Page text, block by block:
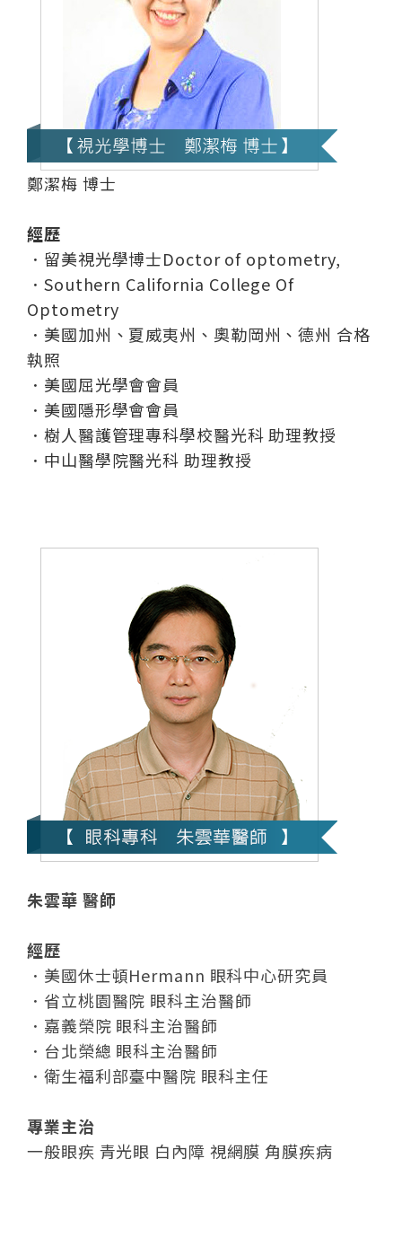
鄭潔梅 博士
經歷
．留美視光學博士Doctor of optometry,
．Southern California College Of
Optometry
．美國加州、夏威夷州、奧勒岡州、德州 合格
執照
．美國屈光學會會員
．美國隱形學會會員
．樹人醫護管理專科學校醫光科 助理教授
．中山醫學院醫光科 助理教授
朱雲華 醫師
經歷
．美國休士頓Hermann 眼科中心研究員
．省立桃園醫院 眼科主治醫師
．嘉義榮院 眼科主治醫師
．台北榮總 眼科主治醫師
．衛生福利部臺中醫院 眼科主任
專業主治
一般眼疾 青光眼 白內障 視網膜 角膜疾病